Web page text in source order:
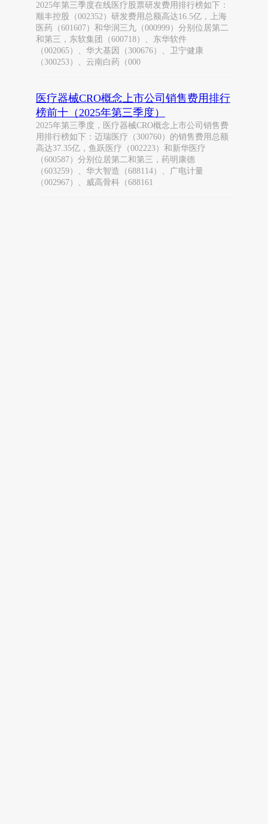
2025年第三季度在线医疗股票研发费用排行榜如下：
顺丰控股（002352）研发费用总额高达16.5亿，上海
医药（601607）和华润三九（000999）分别位居第二
和第三，东软集团（600718）、东华软件
（002065）、华大基因（300676）、卫宁健康
（300253）、云南白药（000
医疗器械CRO概念上市公司销售费用排行
榜前十（2025年第三季度）
2025年第三季度，医疗器械CRO概念上市公司销售费
用排行榜如下：迈瑞医疗（300760）的销售费用总额
高达37.35亿，鱼跃医疗（002223）和新华医疗
（600587）分别位居第二和第三，药明康德
（603259）、华大智造（688114）、广电计量
（002967）、威高骨科（688161